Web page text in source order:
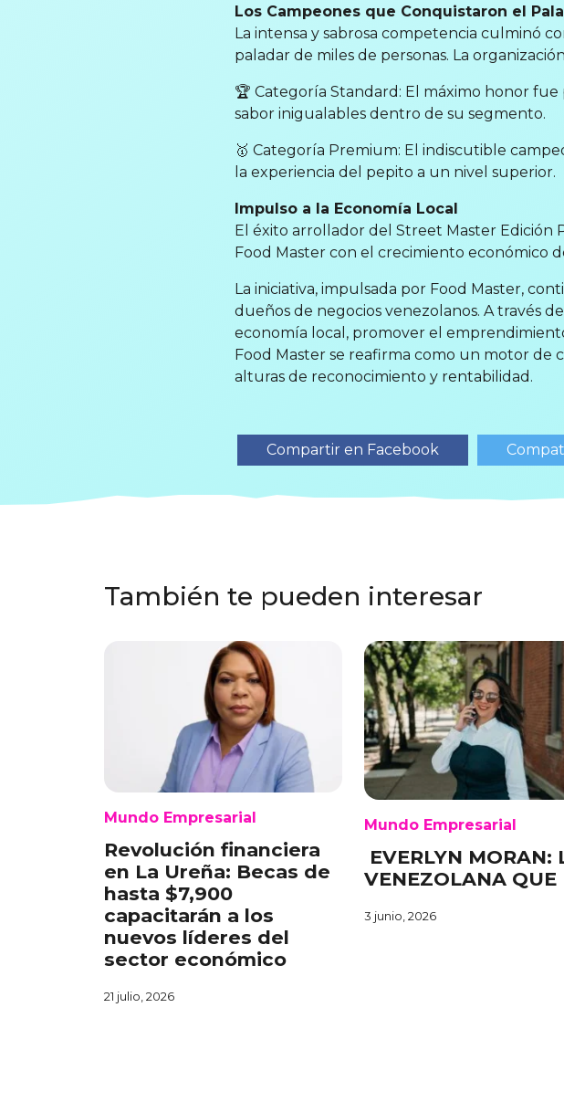
Los Campeones que Conquistaron el
La intensa y sabrosa competencia culminó
paladar de miles de personas. La
🏆 Categoría Standard: El máximo honor
sabor inigualables dentro de su segmento.
🥇 Categoría Premium: El indiscutible
la experiencia del pepito a un nivel superior.
Impulso a la Economía Local
El éxito arrollador del Street Master
Food Master con el crecimiento económico
La iniciativa, impulsada por Food Master,
dueños de negocios venezolanos. A través
economía local, promover el
Food Master se reafirma como un motor de
alturas de reconocimiento y rentabilidad.
Compartir en Facebook
También te pueden interesar
Mundo Empresarial
Revolución financiera
en La Ureña: Becas de
hasta $7,900
capacitarán a los
nuevos líderes del
sector económico
21 julio, 2026
Mundo Empresarial
EVERLYN MORAN:
VENEZOLANA QUE
3 junio, 2026